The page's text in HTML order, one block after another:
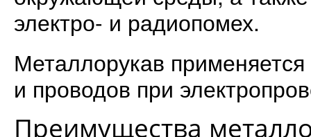
электро- и радиопомех.
Металлорукав
и проводов при
Преимущества